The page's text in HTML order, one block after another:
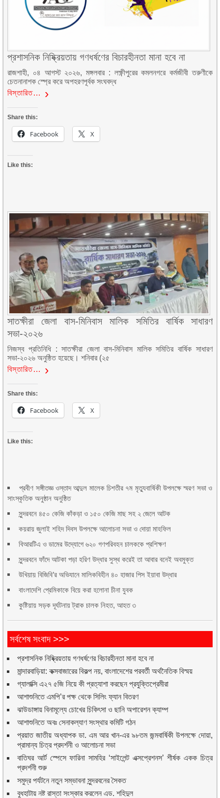
প্রশাসনিক নিষ্ক্রিয়তায় গণধর্ষণের বিচারহীনতা মানা হবে না
রাজশাহী, ০৪ আগস্ট ২০২৬, মঙ্গলবার : লক্ষ্ণীপুরের কমলনগরে কর্মজীবী তরুণীকে
চেতনানাশক স্প্রে করে অপহরণপূর্বক সংঘবদ্ধ
বিস্তারিত…
Share this:
Facebook X
Like this:
সাতক্ষীরা জেলা বাস-মিনিবাস মালিক সমিতির বার্ষিক সাধারণ
সভা-২০২৬
নিজস্ব প্রতিনিধি : সাতক্ষীরা জেলা বাস-মিনিবাস মালিক সমিতির বার্ষিক সাধারণ
সভা-২০২৬ অনুষ্ঠিত হয়েছে। শনিবার (২৫
বিস্তারিত…
Share this:
Facebook X
Like this:
প্রবীণ সঙ্গীতজ্ঞ ওস্তাদ আব্দুল মালেক চিশতীর ৭ম মৃত্যুবার্ষিকী উপলক্ষে স্মরণ সভা ও
সাংস্কৃতিক অনুষ্ঠান অনুষ্ঠিত
সুন্দরবনে ৪৫০ কেজি কাঁকড়া ও ১৫০ কেজি মাছ সহ ২ জেলে আটক
কয়রায় জুলাই শহিদ দিবস উপলক্ষে আলোচনা সভা ও দোয়া মাহফিল
বিআরটিএ ও ডামের উদ্যোগে ৬২০ গণপরিবহন চালককে প্রশিক্ষণ
সুন্দরবনে ফাঁদে আটকা পড়া হরিণ উদ্ধার সুস্থ করেই তা আবার বনেই অবমুক্ত
উখিয়ায় বিজিবি’র অভিযানে মালিকবিহীন ৪০ হাজার পিস ইয়াবা উদ্ধার
বাংলাদেশি প্রেমিকাকে বিয়ে করা হলোনা চীনা যুবক
কুষ্টিয়ায় সড়ক দূর্ঘটনায় ট্রাক চালক নিহত, আহত ৩
সর্বশেষ সংবাদ >>>
প্রশাসনিক নিষ্ক্রিয়তায় গণধর্ষণের বিচারহীনতা মানা হবে না
মান্দারবাড়িয়া: কক্সবাজারের বিকল্প নয়, বাংলাদেশের পরবর্তী অর্থনৈতিক বিস্ময়
গ্যালাক্সি এ২৭ ৫জি নিয়ে কী প্রত্যাশা করছেন প্রযুক্তিপ্রেমীরা
আশাশুনিতে এমপি’র পক্ষ থেকে সিলিং ফ্যান বিতরণ
ঝাউডাঙ্গায় বিনামূল্যে চোখের চিকিৎসা ও ছানি অপারেশন ক্যাম্প
আশাশুনিতে অবঃ সেনাকল্যাণ সংস্থার কমিটি গঠন
প্রয়াত জাতীয় অধ্যাপক ডা. এম আর খান-এর ৯৮তম জন্মবার্ষিকী উপলক্ষে দোয়া,
প্রামান্য চিত্র প্রদর্শনী ও আলোচনা সভা
বাতিঘর আর্ট স্পেসে ফারিনা সামহির ‘সাইলেন্ট এক্সপ্রেশনস’ শীর্ষক একক চিত্র
প্রদর্শনী শুরু
সমুদ্র পর্যটনে নতুন সম্ভাবনা সুন্দরবনের সৈকত
বুধহাটায় নষ্ট রাস্তা সংস্কার করলেন এড. শহিদুল